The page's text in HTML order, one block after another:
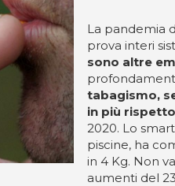
La pandemia
prova interi
sono altre
tabagismo,
in più
2020. Lo
piscine, ha
in 4 Kg. Non
aumenti del